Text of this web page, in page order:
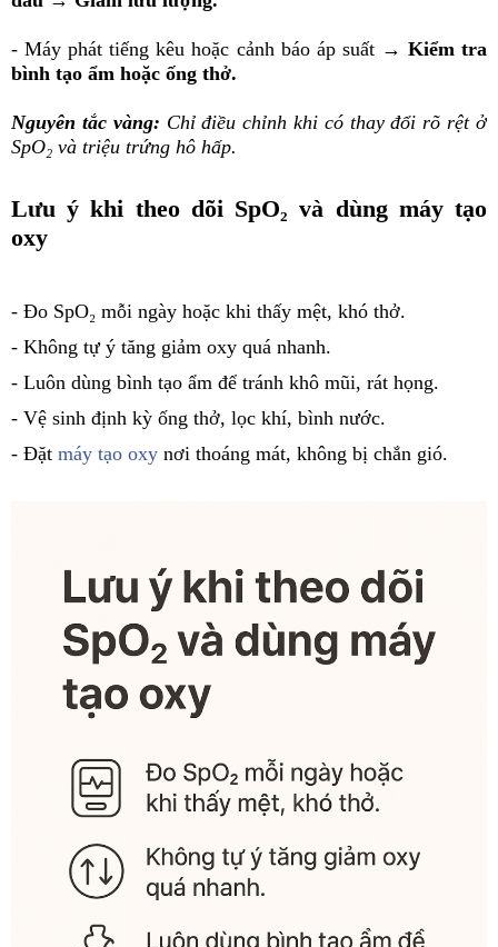
- Máy phát tiếng kêu hoặc cảnh báo áp suất → Kiểm tra
bình tạo ẩm hoặc ống thở.
Nguyên tắc vàng: Chỉ điều chỉnh khi có thay đổi rõ rệt ở
SpO₂ và triệu trứng hô hấp.
Lưu ý khi theo dõi SpO₂ và dùng máy tạo
oxy
- Đo SpO₂ mỗi ngày hoặc khi thấy mệt, khó thở.
- Không tự ý tăng giảm oxy quá nhanh.
- Luôn dùng bình tạo ẩm để tránh khô mũi, rát họng.
- Vệ sinh định kỳ ống thở, lọc khí, bình nước.
- Đặt máy tạo oxy nơi thoáng mát, không bị chắn gió.